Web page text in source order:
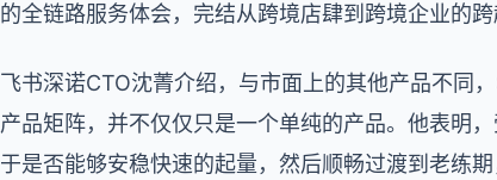
的全链路服务体会，完结从跨境店肆到跨境企业的跨
飞书深诺CTO沈菁介绍，与市面上的其他产品不同
产品矩阵，并不仅仅只是一个单纯的产品。他表明
于是否能够安稳快速的起量，然后顺畅过渡到老练